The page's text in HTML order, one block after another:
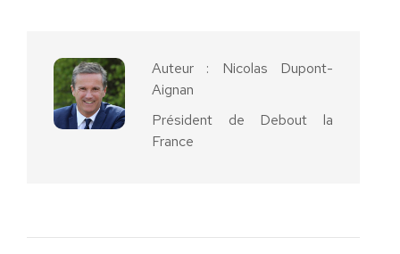
Auteur : Nicolas Dupont-
Aignan
Président de Debout la
France